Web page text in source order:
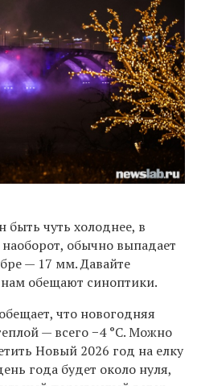
чуть холоднее, в
наоборот, обычно выпадает
— 17 мм. Давайте
обещают синоптики.
что новогодняя
— всего −4 °С. Можно
Новый 2026 год на елку
года будет около нуля,